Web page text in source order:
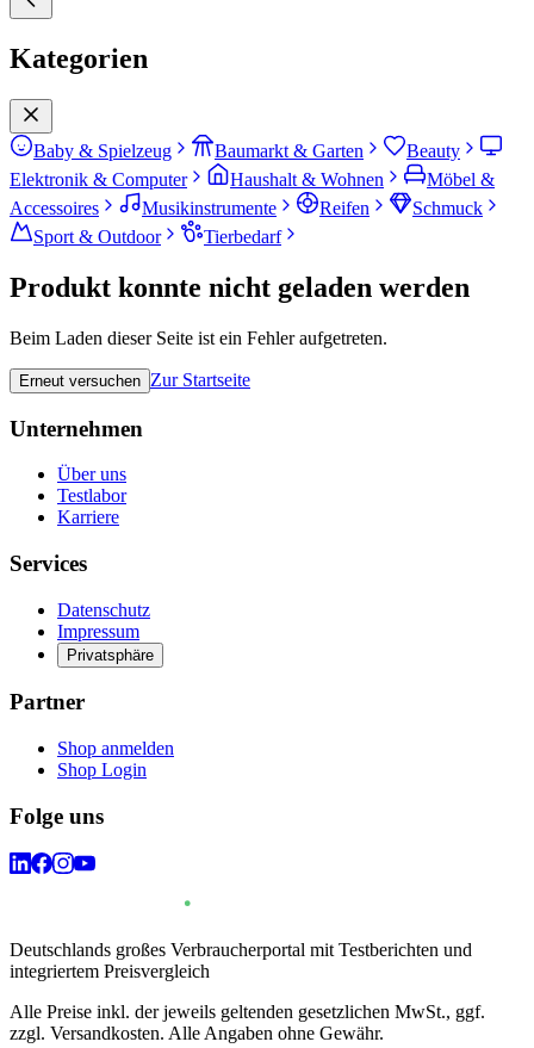
Kategorien
Baby & Spielzeug Baumarkt & Garten
Beauty
Elektronik & Computer
Haushalt & Wohnen
Möbel &
Accessoires
Musikinstrumente Reifen
Schmuck
Sport & Outdoor
Tierbedarf
Produkt konnte nicht geladen werden
Beim Laden dieser Seite ist ein Fehler aufgetreten.
Erneut versuchen Zur Startseite
Unternehmen
Über uns
Testlabor
Karriere
Services
Datenschutz
Impressum
Privatsphäre
Partner
Shop anmelden
Shop Login
Folge uns
Deutschlands großes Verbraucherportal mit Testberichten und
integriertem Preisvergleich
Alle Preise inkl. der jeweils geltenden gesetzlichen MwSt., ggf.
zzgl. Versandkosten. Alle Angaben ohne Gewähr.